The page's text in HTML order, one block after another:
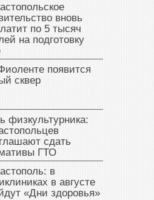
вновь
по 5 тысяч
на подготовку
появится
сквер
физкультурника:
сдать
ГТО
в
в августе
«Дни здоровья»